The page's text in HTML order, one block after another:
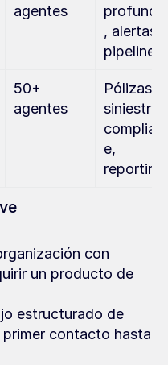
agentes
, alertas,
pipeline
50+
agentes
Pólizas,
e,
reporting
con
un producto de
estructurado de
contacto hasta